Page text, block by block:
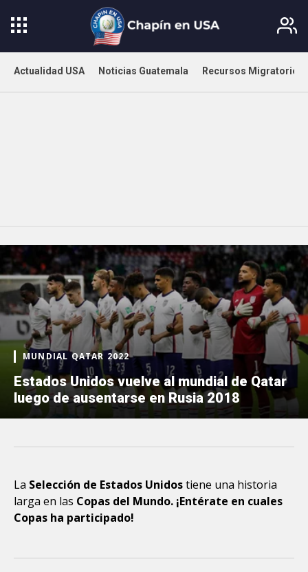
Actualidad USA Noticias Guatemala Recursos Migratorios
MUNDIAL QATAR 2022
Estados Unidos vuelve al mundial de Qatar
luego de ausentarse en Rusia 2018
La Selección de Estados Unidostiene una historia
larga en las Copas del Mundo. ¡Entérate en cuales
Copas ha participado!